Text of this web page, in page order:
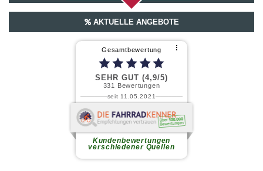
AKTUELLE ANGEBOTE
Gesamtbewertung ⠇
SEHR GUT (4,9/5)
331 Bewertungen
seit 11.05.2021
Kundenbewertungen
verschiedener Quellen
Andreas Neufahrt (.
Ich habe kürzlich mein neues
Gravel-Bike in diesem
familiengeführten Fahrradladen...
weiterlesen